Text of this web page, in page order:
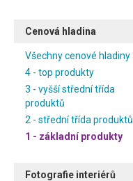
Cenová hladina
Všechny cenové hladiny
4 - top produkty
3 - vyšší střední třída
produktů
2 - střední třída produktů
1 - základní produkty
Fotografie interiérů